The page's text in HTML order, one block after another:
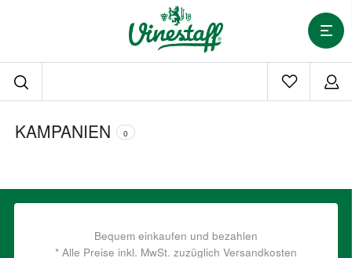
KAMPANIEN 0
Bequem einkaufen und bezahlen
* Alle Preise inkl. MwSt. zuzüglich Versandkosten